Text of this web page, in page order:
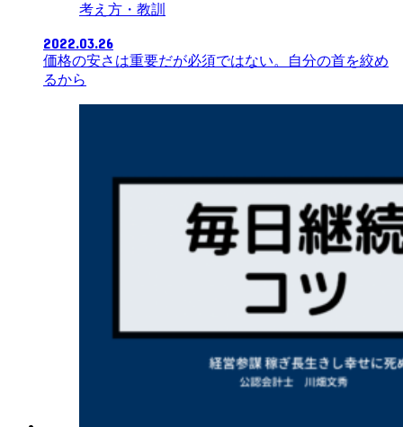
考え方・教訓
2022.03.26
価格の安さは重要だが必須ではない。自分の首を絞め
るから